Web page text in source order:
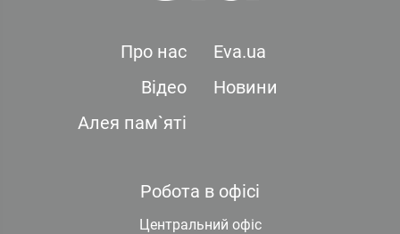
Про нас
Eva.ua
Відео
Новини
Алея пам`яті
Робота в офісі
Центральний офіс